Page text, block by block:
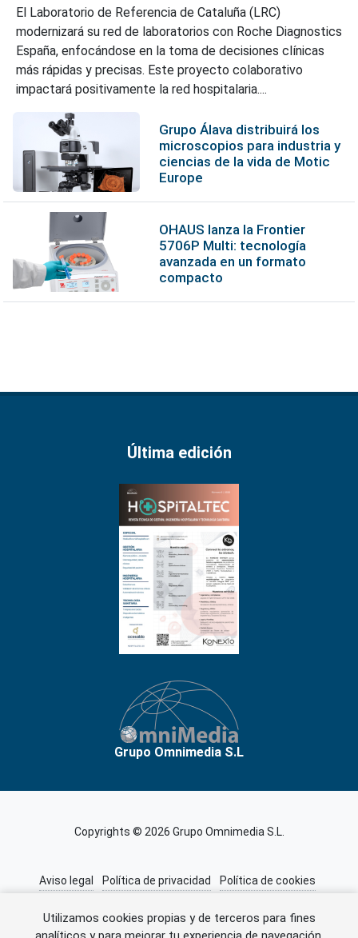
Utilizamos cookies propias y de terceros para fines
El Laboratorio de Referencia de Cataluña (LRC)
modernizará su red de laboratorios con Roche Diagnostics
España, enfocándose en la toma de decisiones clínicas
más rápidas y precisas. Este proyecto colaborativo
impactará positivamente la red hospitalaria....
Grupo Álava distribuirá los
microscopios para industria y
ciencias de la vida de Motic
Europe
OHAUS lanza la Frontier
5706P Multi: tecnología
avanzada en un formato
compacto
Última edición
Grupo Omnimedia S.L
Copyrights © 2026 Grupo Omnimedia S.L.
Aviso legal Política de privacidad
Política de cookies